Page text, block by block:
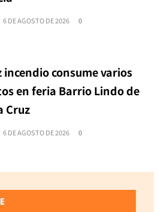
6 DE AGOSTO DE 2026 0
incendio consume varios
en feria Barrio Lindo de
Cruz
6 DE AGOSTO DE 2026 0